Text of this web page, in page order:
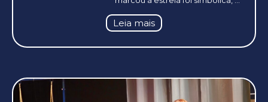
Leia mais